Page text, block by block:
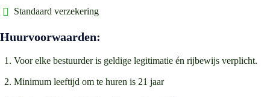
Standaard verzekering
Huurvoorwaarden:
Voor elke bestuurder is geldige legitimatie én rijbewijs verplicht.
Minimum leeftijd om te huren is 21 jaar